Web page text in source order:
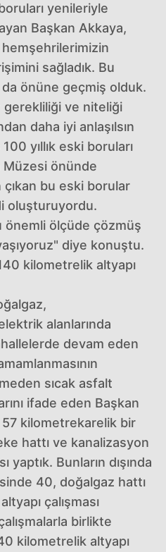
yenileriyle
Başkan Akkaya,
hemşehrilerimizin
sağladık. Bu
da önüne geçmiş olduk.
gerekliliği ve niteliği
daha iyi anlaşılsın
yıllık eski boruları
Müzesi önünde
çıkan bu eski borular
oluşturuyordu.
önemli ölçüde çözmüş
diye konuştu.
kilometrelik altyapı
alanlarında
devam eden
sıcak asfalt
ifade eden Başkan
57 kilometrekarelik bir
hattı ve kanalizasyon
yaptık. Bunların dışında
40, doğalgaz hattı
çalışması
birlikte
kilometrelik altyapı